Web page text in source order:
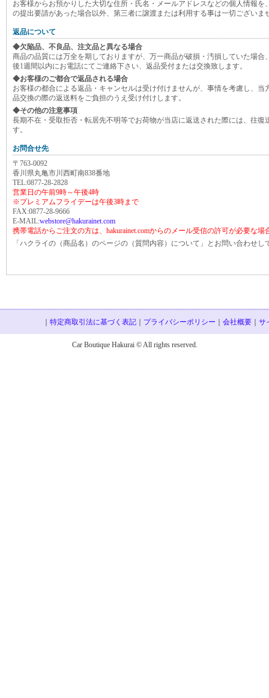
お客様からお預かりした大切な住所・氏名・メールアドレスなどの個人情報
の提出要請があった場合以外、第三者に譲渡または利用する事は一切ございま
返品について
◆欠陥品、不良品、注文品と異なる場合
商品の品質には万全を期しておりますが、万一商品が破損・汚損していた場合
後1週間以内にお電話にてご連絡下さい、返品受付または交換致します。
◆お客様のご都合で返品される場合
お客様の都合による返品・キャンセルは受け付けませんが、事情を考慮し、
品交換の際の返送料をご負担のうえ受け付けします。
◆その他の注意事項
長期不在・受取拒否・転居先不明等でお荷物が当店に返送された際には、往復
す。
お問合せ先
〒763-0092
香川県丸亀市川西町南838番地
TEL:0877-28-2828
営業日の午前9時～午後4時
※プレミアムフライデーは午後3時まで
FAX:0877-28-9666
E-MAIL:webstore@hakurainet.com
携帯電話からご注文の方は、hakurainet.comからのメール受信の許可が必要な場
「ハクライの（商品名）のページの（質問内容）について」とお問い合わせし
特定商取引法に基づく表記 プライバシーポリシー 会社概要 サ
Car Boutique Hakurai © All rights reserved.